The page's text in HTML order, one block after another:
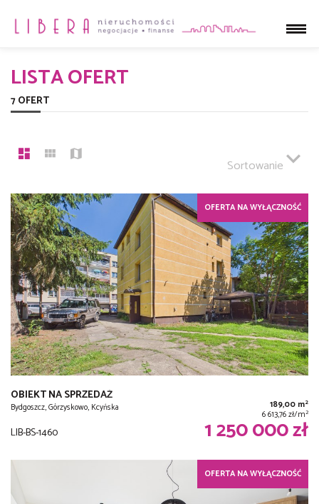
LISTA OFERT
7 OFERT
Sortowanie
OFERTA NA WYŁĄCZNOŚĆ
OBIEKT NA SPRZEDAŻ
Bydgoszcz, Górzyskowo, Kcyńska 189,00 m2
6 613,76 zł/m2
LIB-BS-1460 1 250 000 zł
OFERTA NA WYŁĄCZNOŚĆ